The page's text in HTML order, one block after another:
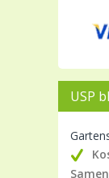
USP